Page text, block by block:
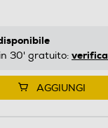
30' gratuito: verifica
AGGIUNGI